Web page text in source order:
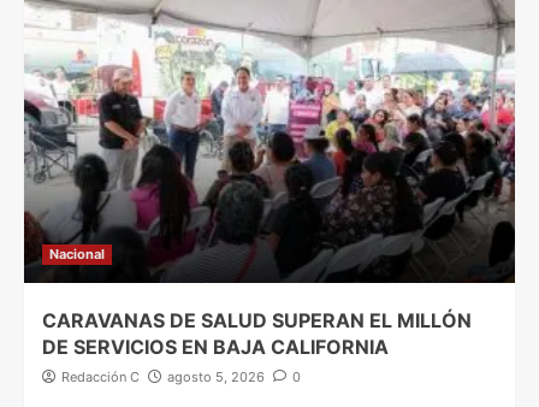
Nacional
CARAVANAS DE SALUD SUPERAN EL MILLÓN
DE SERVICIOS EN BAJA CALIFORNIA
Redacción C agosto 5, 2026 0